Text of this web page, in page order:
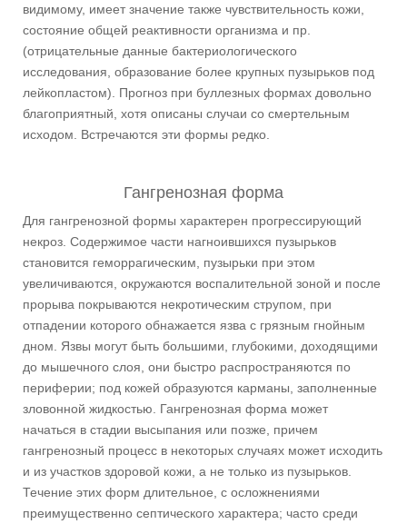
видимому, имеет значение также чувствительность кожи,
состояние общей реактивности организма и пр.
(отрицательные данные бактериологического
исследования, образование более крупных пузырьков под
лейкопластом). Прогноз при буллезных формах довольно
благоприятный, хотя описаны случаи со смертельным
исходом. Встречаются эти формы редко.
Гангренозная форма
Для гангренозной формы характерен прогрессирующий
некроз. Содержимое части нагноившихся пузырьков
становится геморрагическим, пузырьки при этом
увеличиваются, окружаются воспалительной зоной и после
прорыва покрываются некротическим струпом, при
отпадении которого обнажается язва с грязным гнойным
дном. Язвы могут быть большими, глубокими, доходящими
до мышечного слоя, они быстро распространяются по
периферии; под кожей образуются карманы, заполненные
зловонной жидкостью. Гангренозная форма может
начаться в стадии высыпания или позже, причем
гангренозный процесс в некоторых случаях может исходить
и из участков здоровой кожи, а не только из пузырьков.
Течение этих форм длительное, с осложнениями
преимущественно септического характера; часто среди